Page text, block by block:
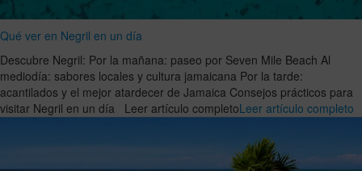
Qué ver en Negril en un día
Descubre Negril: Por la mañana: paseo por Seven Mile Beach Al
mediodía: sabores locales y cultura jamaicana Por la tarde:
acantilados y el mejor atardecer de Jamaica Consejos prácticos para
visitar Negril en un día Leer artículo completoLeer artículo completo